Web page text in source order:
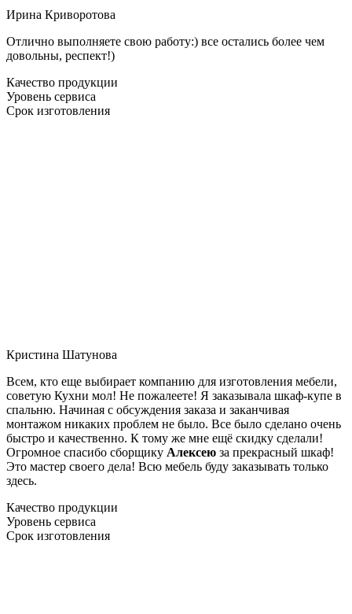
Ирина Криворотова
Отлично выполняете свою работу:) все остались более чем
довольны, респект!)
Качество продукции
Уровень сервиса
Срок изготовления
Кристина Шатунова
Всем, кто еще выбирает компанию для изготовления мебели,
советую Кухни мол! Не пожалеете! Я заказывала шкаф-купе в
спальню. Начиная с обсуждения заказа и заканчивая
монтажом никаких проблем не было. Все было сделано очень
быстро и качественно. К тому же мне ещё скидку сделали!
Огромное спасибо сборщику Алексею за прекрасный шкаф!
Это мастер своего дела! Всю мебель буду заказывать только
здесь.
Качество продукции
Уровень сервиса
Срок изготовления